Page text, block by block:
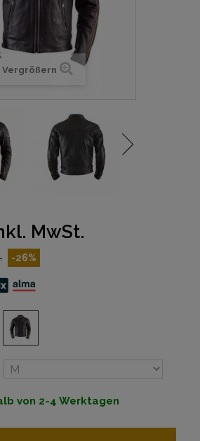
Vergrößern
MwSt.
-26%
von 2-4 Werktagen